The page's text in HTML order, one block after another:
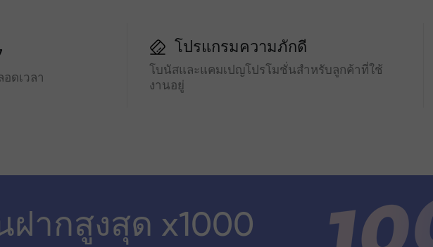
ดเวลา
โปรแกรมความภักดี
โบนัสและแคมเปญโปรโมชั่นสำหรับลูกค้าที่ใช้
งานอยู่
ฝากสูงสุด x1000